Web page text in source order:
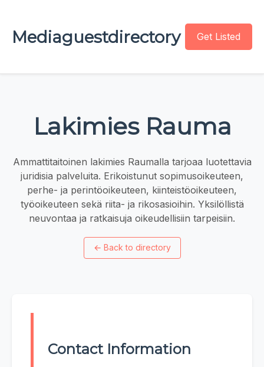
Mediaguestdirectory Get Listed
Lakimies Rauma
Ammattitaitoinen lakimies Raumalla tarjoaa luotettavia
juridisia palveluita. Erikoistunut sopimusoikeuteen,
perhe- ja perintöoikeuteen, kiinteistöoikeuteen,
työoikeuteen sekä riita- ja rikosasioihin. Yksilöllistä
neuvontaa ja ratkaisuja oikeudellisiin tarpeisiin.
← Back to directory
Contact Information